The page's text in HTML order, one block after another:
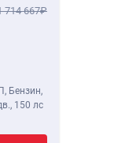
714 667
Бензин,
150 лс